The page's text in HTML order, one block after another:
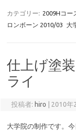
カテゴリー: 2009Hコー
ロンボーン 2010/03
大
仕上げ塗
ライ
投稿者: hiro 2010年
大学院の制作です。